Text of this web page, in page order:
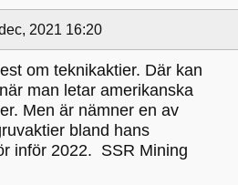
2021 16:20
om teknikaktier. Där kan
man letar amerikanska
Men är nämner en av
bland hans
inför 2022. SSR Mining